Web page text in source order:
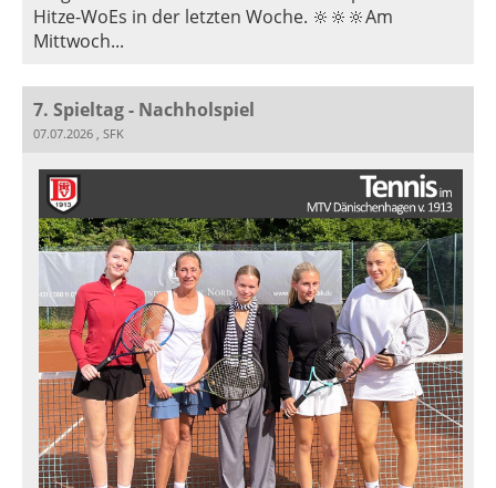
Hitze-WoEs in der letzten Woche. 🔆🔆🔆Am
Mittwoch...
7. Spieltag - Nachholspiel
07.07.2026 , SFK